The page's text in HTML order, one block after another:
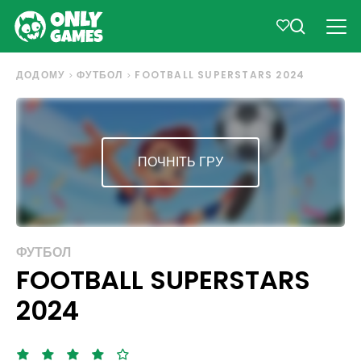
ДОДОМУ ФУТБОЛ FOOTBALL SUPERSTARS 2024
ПОЧНІТЬ ГРУ
ФУТБОЛ
FOOTBALL SUPERSTARS
2024